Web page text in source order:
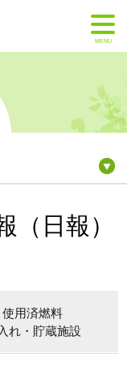
MENU
（日報）
使用済燃料
れ・貯蔵施設